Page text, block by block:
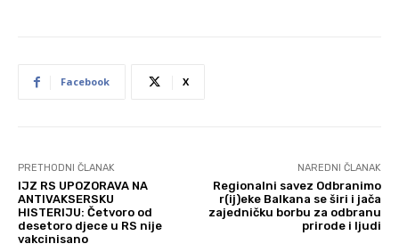
Facebook X
PRETHODNI ČLANAK
IJZ RS UPOZORAVA NA
ANTIVAKSERSKU
HISTERIJU: Četvoro od
desetoro djece u RS nije
vakcinisano
NAREDNI ČLANAK
Regionalni savez Odbranimo
r(ij)eke Balkana se širi i jača
zajedničku borbu za odbranu
prirode i ljudi